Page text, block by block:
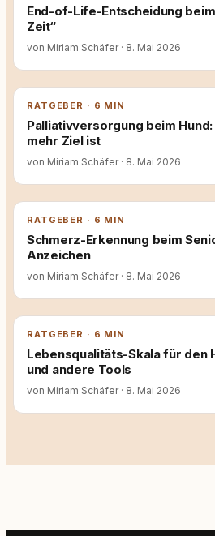
End-of-Life-Entscheidung beim
Zeit“
von Miriam Schäfer · 8. Mai 2026
RATGEBER · 6 MIN
Palliativversorgung beim
mehr Ziel ist
von Miriam Schäfer · 8. Mai 2026
RATGEBER · 6 MIN
Schmerz-Erkennung beim
Anzeichen
von Miriam Schäfer · 8. Mai 2026
RATGEBER · 6 MIN
Lebensqualitäts-Skala für den
und andere Tools
von Miriam Schäfer · 8. Mai 2026